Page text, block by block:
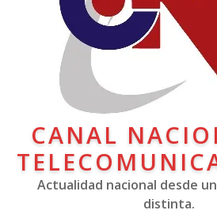
CANAL
Actualidad nacional desde
distinta.